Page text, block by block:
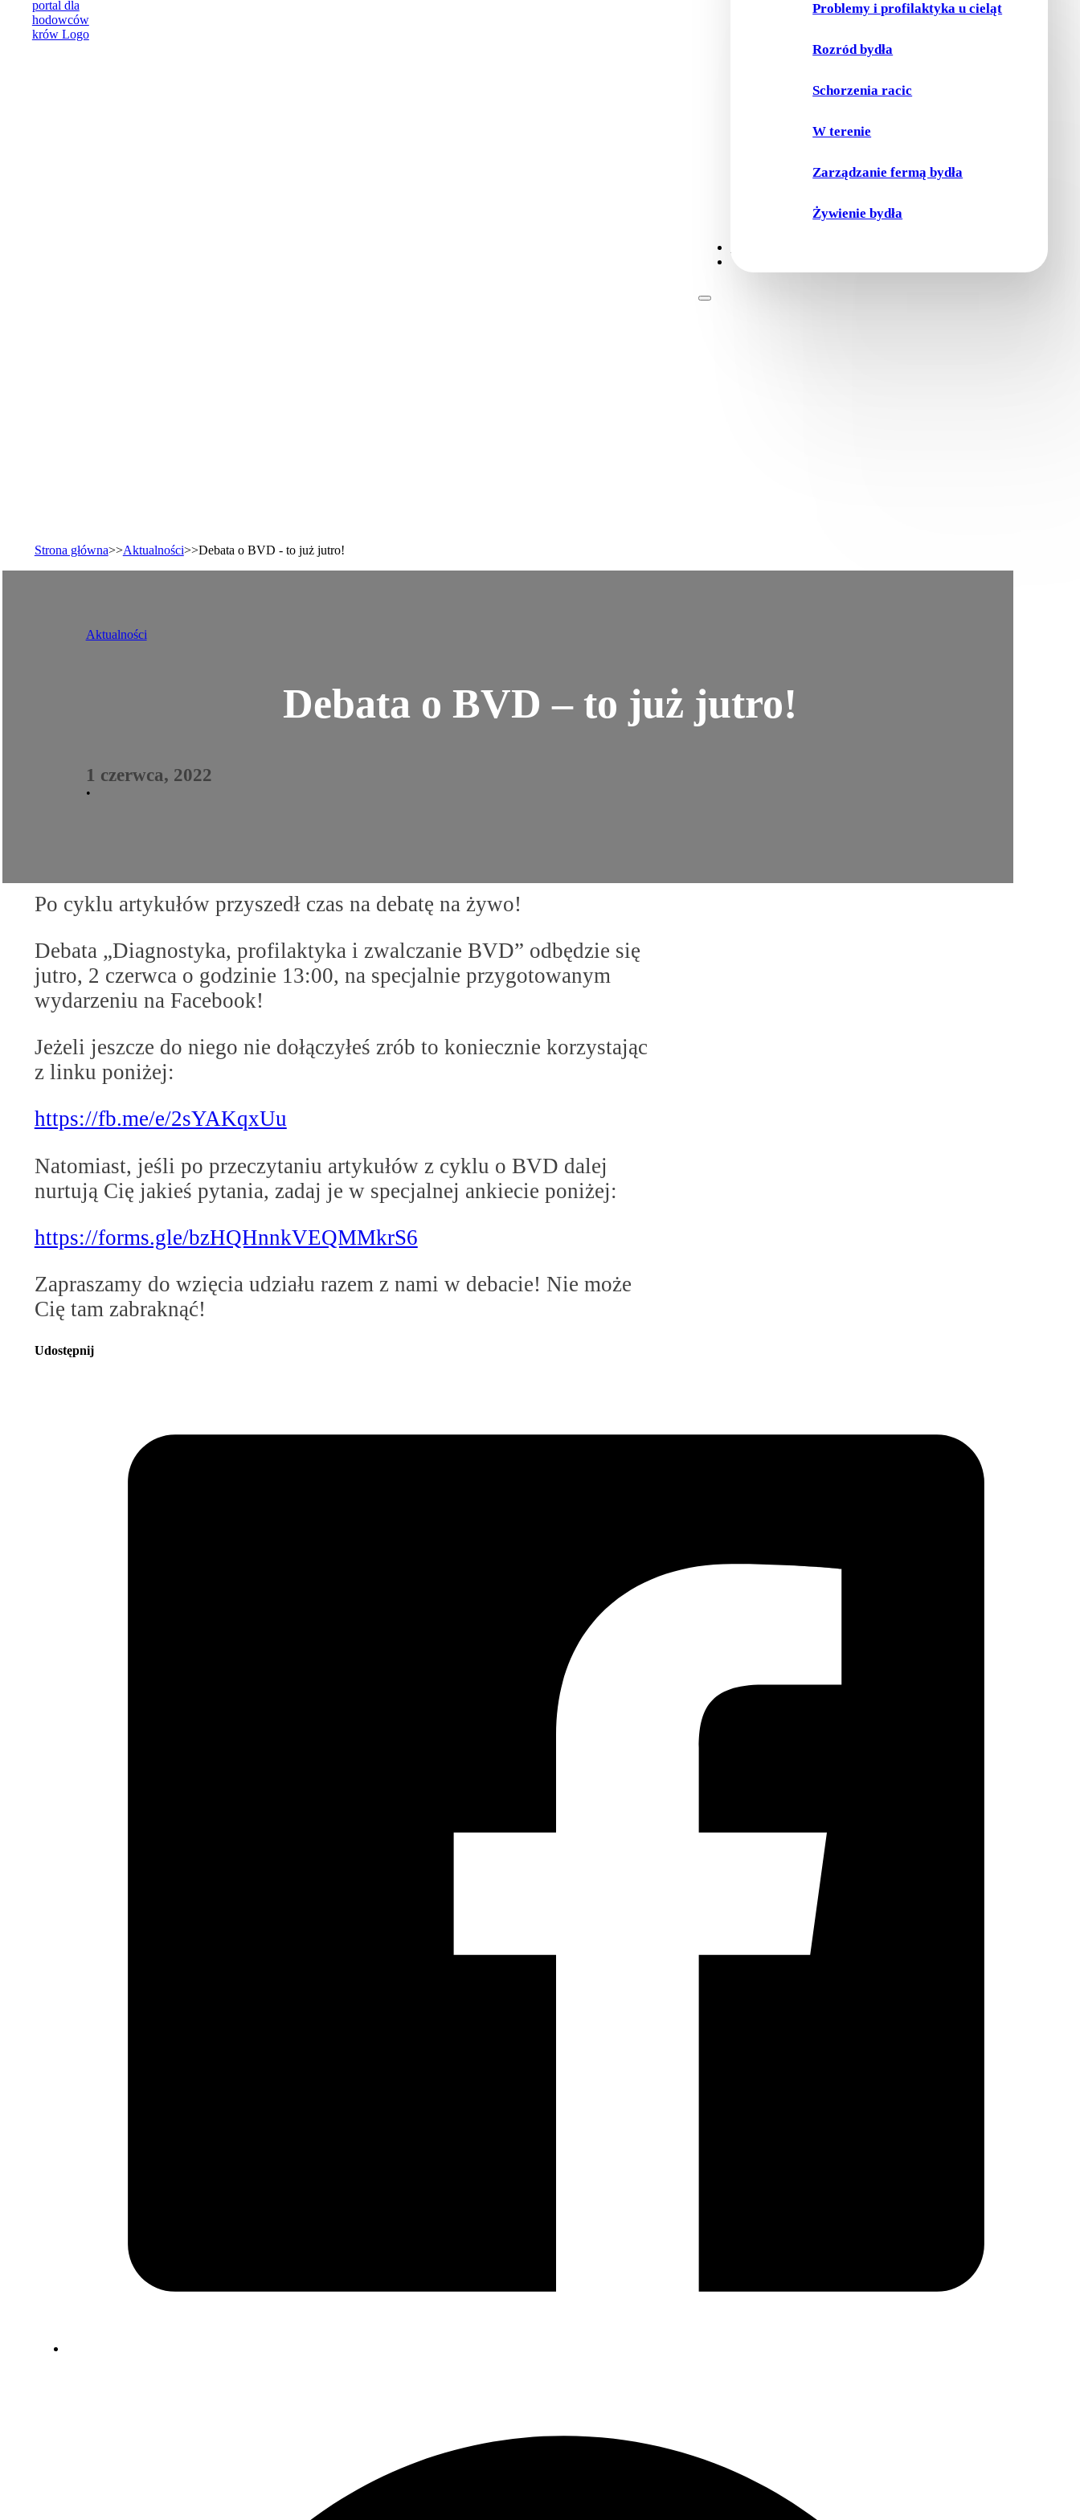
Problemy i profilaktyka u cieląt
Rozród bydła
Schorzenia racic
W terenie
Zarządzanie fermą bydła
Żywienie bydła
Strona główna>>Aktualności>>Debata o BVD - to już jutro!
Aktualności
Debata o BVD – to już jutro!
1 czerwca, 2022
•
Po cyklu artykułów przyszedł czas na debatę na żywo!
Debata „Diagnostyka, profilaktyka i zwalczanie BVD” odbędzie się
jutro, 2 czerwca o godzinie 13:00, na specjalnie przygotowanym
wydarzeniu na Facebook!
Jeżeli jeszcze do niego nie dołączyłeś zrób to koniecznie korzystając
z linku poniżej:
https://fb.me/e/2sYAKqxUu
Natomiast, jeśli po przeczytaniu artykułów z cyklu o BVD dalej
nurtują Cię jakieś pytania, zadaj je w specjalnej ankiecie poniżej:
https://forms.gle/bzHQHnnkVEQMMkrS6
Zapraszamy do wzięcia udziału razem z nami w debacie! Nie może
Cię tam zabraknąć!
Udostępnij